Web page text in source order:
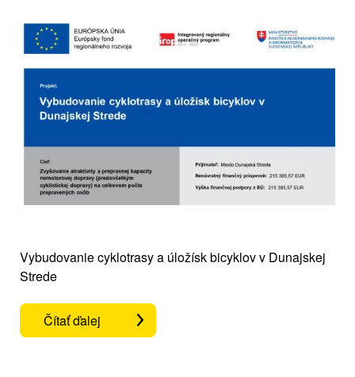
Vybudovanie cyklotrasy a úložísk bicyklov v Dunajskej
Strede
Čítať ďalej